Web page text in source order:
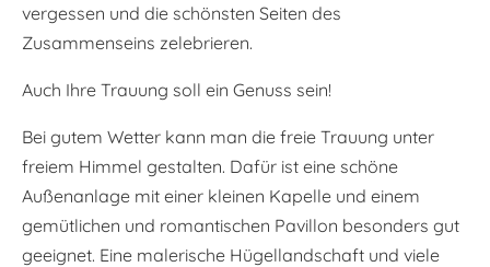
vergessen und die schönsten Seiten des
Zusammenseins zelebrieren.
Auch Ihre Trauung soll ein Genuss sein!
Bei gutem Wetter kann man die freie Trauung unter
freiem Himmel gestalten. Dafür ist eine schöne
Außenanlage mit einer kleinen Kapelle und einem
gemütlichen und romantischen Pavillon besonders gut
geeignet. Eine malerische Hügellandschaft und viele